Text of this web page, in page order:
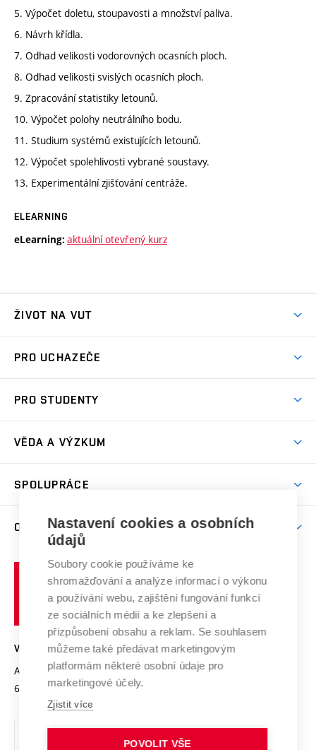
5. Výpočet doletu, stoupavosti a množství paliva.
6. Návrh křídla.
7. Odhad velikosti vodorovných ocasních ploch.
8. Odhad velikosti svislých ocasních ploch.
9. Zpracování statistiky letounů.
10. Výpočet polohy neutrálního bodu.
11. Studium systémů existujících letounů.
12. Výpočet spolehlivosti vybrané soustavy.
13. Experimentální zjišťování centráže.
ELEARNING
eLearning: aktuální otevřený kurz
ŽIVOT NA VUT
Koleje
Sport na VUT
PRO UCHAZEČE
Dny otevřených dveří
Celoživotní vzdělávání
E-přihláška
PRO STUDENTY
Harmonogram akademického roku
Závěrečné práce
Doktorské studium
Zpracování osobních údajů studentů
Sociální bezpečí
Studium bez bariér
Podpora podnikání
VĚDA A VÝZKUM
Mezinárodní vědecká rada
Systém zajišťování kvality výzkumu
Výzkumné infrastruktury
Transfer znalostí
Open Science
Projekty
Projekty ze strukturálních fondů
Specifický výzkum
SPOLUPRÁCE
Zahraniční spolupráce
Spolupráce se školami
Služby univerzity
Mezinárodní dohody
Univerzitní sítě
O UNIVERZITĚ
Profil univerzity
Udržitelná univerzita
Podnikavá univerzita / ContriBUTe
Bezpečná univerzita
Vyznamenání
Organizační struktura
Ochrana osobních údajů
učení
technické
VYSOKÉ UČENÍ TECHNICKÉ V BRNĚ
Antonínská 548/1
602 00 Brno
www.vut.cz
vut@vutbr.cz
Nastavení cookies a osobních
údajů
Soubory cookie používáme ke
shromažďování a analýze informací o výkonu
a používání webu, zajištění fungování funkcí
ze sociálních médií a ke zlepšení a
přizpůsobení obsahu a reklam. Se souhlasem
můžeme také předávat marketingovým
platformám některé osobní údaje pro
marketingové účely.
Zjistit více
POVOLIT VŠE